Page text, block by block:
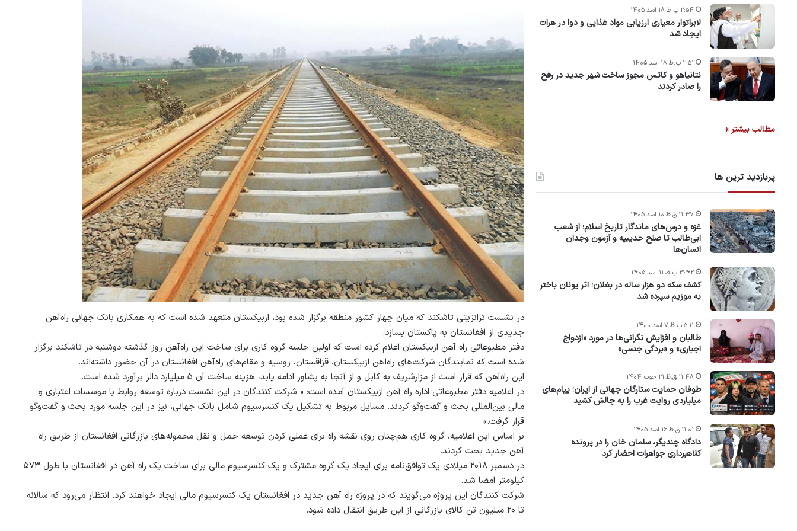
در نشست تزانزیتی تاشکند که میان چهار کشور منطقه برگزار شده بود، ازبیکستان متعهد شده است که به همکاری بانک جهانی راه‌آهن
جدیدی از افغانستان به پاکستان بسازد.
دفتر مطبوعاتی راه آهن ازبیکستان اعلام کرده است که اولین جلسه گروه کاری برای ساخت این راه‌آهن روز گذشته دوشنبه در تاشکند برگزار
شده است که نمایندگان شرکت‌های راه‌اهن ازبیکستان، قزاقستان، روسیه و مقام‌های راه‌آهن افغانستان در آن حضور داشته‌اند.
این راه‌آهن که قرار است از مزارشریف به کابل و از آنجا به پشاور ادامه یابد، هزینه ساخت آن ۵ میلیارد دالر برآورد شده است.
در اعلامیه دفتر مطبوعاتی اداره راه آهن ازبیکستان آمده است: « شرکت کنندگان در این نشست درباره توسعه روابط با موسسات اعتباری و
مالی بین‌المللی بحث و گفت‌وگو کردند. مسایل مربوط به تشکیل یک کنسرسیوم شامل بانک جهانی، نیز در این جلسه مورد بحث و گفت‌وگو
قرار گرفت.»
بر اساس این اعلامیه، گروه کاری هم‌چنان روی نقشه راه برای عملی کردن توسعه حمل و نقل محموله‌های بازرگانی افغانستان از طریق راه
آهن جدید بحث کردند.
در دسمبر ۲۰۱۸ میلادی یک توافق‌نامه‌ برای ایجاد یک گروه مشترک و یک کنسرسیوم مالی برای ساخت یک راه آهن در افغانستان با طول ۵۷۳
کیلومتر امضا شد.
شرکت کنندگان این پروژه می‌گویند که در پروژه راه آهن جدید در افغانستان یک کنسرسیوم مالی ایجاد خواهند کرد. انتظار می‌رود که سالانه
تا ۲۰ میلیون تن کالای بازرگانی از این طریق انتقال داده شود.
لابراتوار معیاری ارزیابی مواد غذایی و دوا در هرات
ایجاد شد
۲:۵۴ ب.ظ ۱۸ اسد ۱۴۰۵
نتانیاهو و کاتس مجوز ساخت شهر جدید در رفح
را صادر کردند
۲:۵۱ ب.ظ ۱۸ اسد ۱۴۰۵
مطالب بیشتر »
پربازدید ترین ها
غزه و درس‌های ماندگار تاریخ اسلام؛ از شعب
ابی‌طالب تا صلح حدیبیه و آزمون وجدان
انسان‌ها
۱۱:۳۷ ق.ظ ۱۰ اسد ۱۴۰۵
کشف سکه دو هزار ساله در بغلان؛ اثر یونان باختر
به موزیم سپرده شد
۳:۴۲ ب.ظ ۱۱ اسد ۱۴۰۵
طالبان و افزایش نگرانی‌ها در مورد «ازدواج
اجباری» و «بردگی جنسی»
۵:۱۱ ب.ظ ۷ اسد ۱۴۰۰
طوفان حمایت ستارگان جهانی از ایران؛ پیام‌های
میلیاردی روایت غرب را به چالش کشید
۱۱:۴۸ ق.ظ ۲۱ حوت ۱۴۰۴
دادگاه چندیگر، سلمان خان را در پرونده
کلاهبرداری جواهرات احضار کرد
۱۱:۰۱ ق.ظ ۱۶ اسد ۱۴۰۵